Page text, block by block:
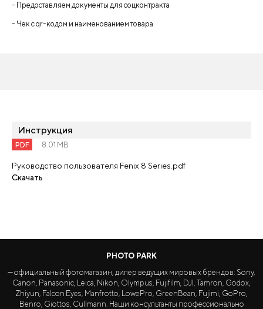
- Предоставляем документы для соцконтракта
- Чек с qr-кодом и наименованием товара
Инструкция
PDF 8.01 MB
Руководство пользователя Fenix 8 Series.pdf
Скачать
PHOTO PARK
— официальный фотомагазин, дилер ведущих мировых брендов: Sony,
Canon, Panasonic, Leica, Nikon, Olympus, Fujifilm, DJI, Tamron, Godox,
Zhiyun, Falcon Eyes, Manfrotto, LowePro, GreenBean, Fujimi, GoPro,
Benro, Giottos, Cullmann. Наши консультанты профессионально